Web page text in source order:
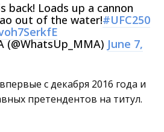
back! Loads up a cannon
out of the water!#UFC250
June 7,
с декабря 2016 года и
претендентов на титул.